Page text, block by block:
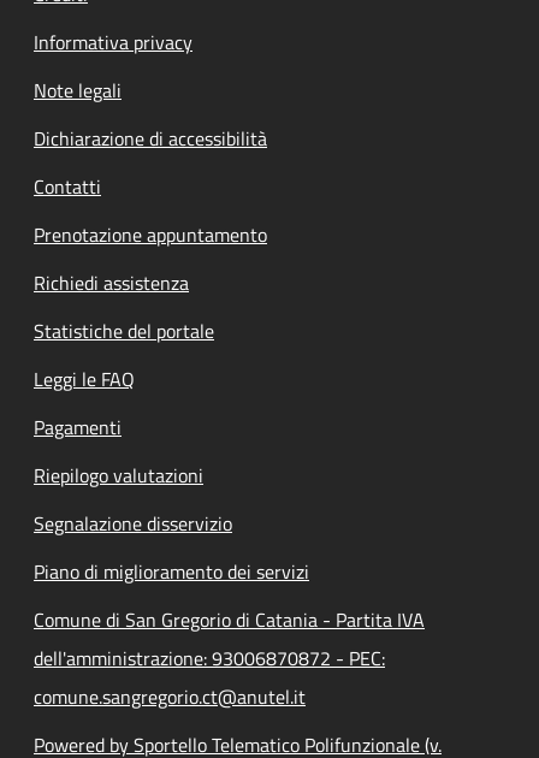
Informativa privacy
Note legali
Dichiarazione di accessibilità
Contatti
Prenotazione appuntamento
Richiedi assistenza
Statistiche del portale
Leggi le FAQ
Pagamenti
Riepilogo valutazioni
Segnalazione disservizio
Piano di miglioramento dei servizi
Comune di San Gregorio di Catania - Partita IVA
dell'amministrazione: 93006870872 - PEC:
comune.sangregorio.ct@anutel.it
Powered by Sportello Telematico Polifunzionale (v.